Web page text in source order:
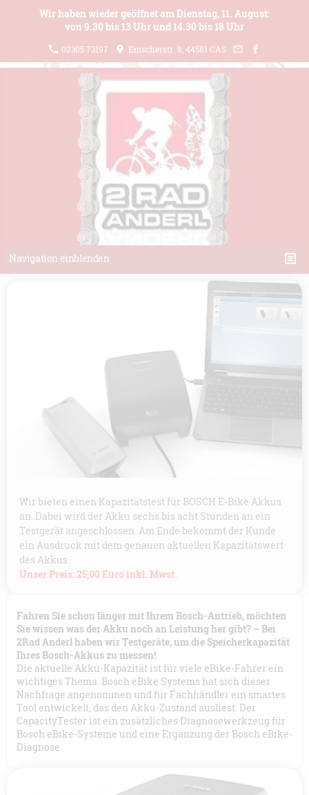
Wir haben wieder geöffnet am Dienstag, 11. August:
von 9.30 bis 13 Uhr und 14.30 bis 18 Uhr
02305 73197 Emscherstr. 8, 44581 CAS
Navigation einblenden
Wir bieten einen Kapazitätstest für BOSCH E-Bike Akkus
an. Dabei wird der Akku sechs bis acht Stunden an ein
Testgerät angeschlossen. Am Ende bekommt der Kunde
ein Ausdruck mit dem genauen aktuellen Kapazitätswert
des Akkus.
Unser Preis: 25,00 Euro inkl. Mwst.
Fahren Sie schon länger mit Ihrem Bosch-Antrieb, möchten
Sie wissen was der Akku noch an Leistung her gibt? – Bei
2Rad Anderl haben wir Testgeräte, um die Speicherkapazität
Ihres Bosch-Akkus zu messen!
Die aktuelle Akku-Kapazität ist für viele eBike-Fahrer ein
wichtiges Thema. Bosch eBike Systems hat sich dieser
Nachfrage angenommen und für Fachhändler ein smartes
Tool entwickelt, das den Akku-Zustand ausliest: Der
CapacityTester ist ein zusätzliches Diagnosewerkzeug für
Bosch eBike-Systeme und eine Ergänzung der Bosch eBike-
Diagnose.